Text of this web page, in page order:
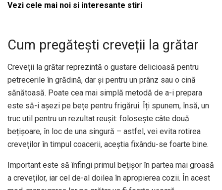
Vezi cele mai noi si interesante stiri
Cum pregătești creveții la grătar
Creveții la grătar reprezintă o gustare delicioasă pentru
petrecerile în grădină, dar și pentru un prânz sau o cină
sănătoasă. Poate cea mai simplă metodă de a-i prepara
este să-i așezi pe bețe pentru frigărui. Îți spunem, însă, un
truc util pentru un rezultat reușit: folosește câte două
bețișoare, în loc de una singură – astfel, vei evita rotirea
creveților în timpul coacerii, aceștia fixându-se foarte bine.
Important este să înfingi primul bețișor în partea mai groasă
a creveților, iar cel de-al doilea în apropierea cozii. În acest